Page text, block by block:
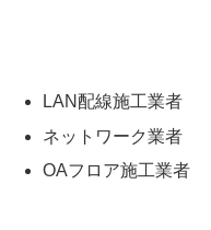
LAN配線施工業者
ネットワーク業者
OAフロア施工業者